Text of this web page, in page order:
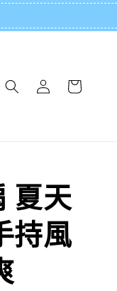
夏天
持風